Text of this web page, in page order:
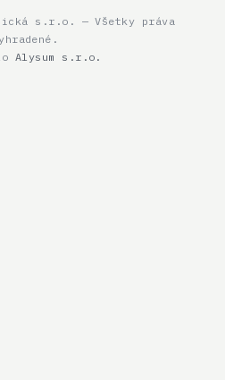
s.r.o. — Všetky práva
Alysum s.r.o.